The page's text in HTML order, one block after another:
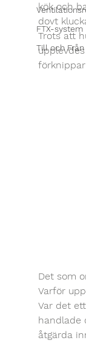
FTX-system
Till och
kök och
dovt
Trots att
Det som
Varför
Var det
handlade
åtgärda